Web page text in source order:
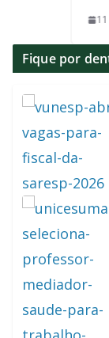
11 de
Fique por